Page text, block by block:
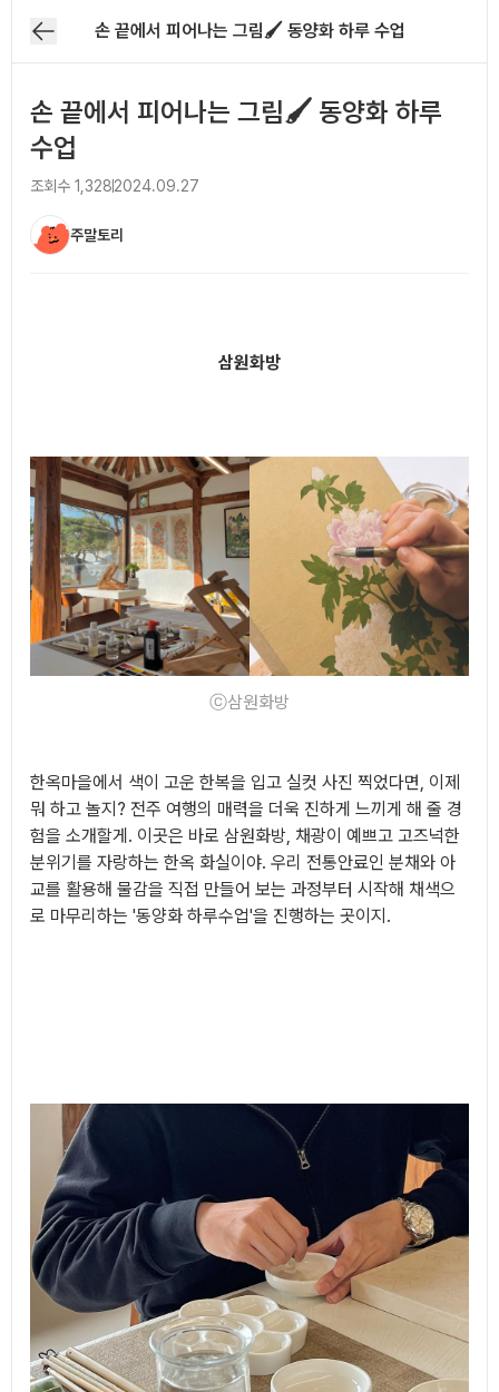
손 끝에서 피어나는 그림🖌️ 동양화 하루 수업
손 끝에서 피어나는 그림🖌️ 동양화 하루
수업
조회수 1,3282024.09.27
주말토리
삼원화방
ⓒ삼원화방
한옥마을에서 색이 고운 한복을 입고 실컷 사진 찍었다면, 이제
뭐 하고 놀지? 전주 여행의 매력을 더욱 진하게 느끼게 해 줄 경
험을 소개할게. 이곳은 바로 삼원화방, 채광이 예쁘고 고즈넉한
분위기를 자랑하는 한옥 화실이야. 우리 전통안료인 분채와 아
교를 활용해 물감을 직접 만들어 보는 과정부터 시작해 채색으
로 마무리하는 '동양화 하루수업'을 진행하는 곳이지.